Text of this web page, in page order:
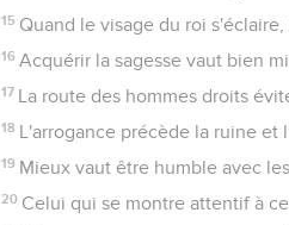
15 Quand le visage du roi
16 Acquérir la sagesse vaut bien
17 La route des hommes droits
18 L'arrogance précède la ruine
19 Mieux vaut être humble avec
20 Celui qui se montre attentif à